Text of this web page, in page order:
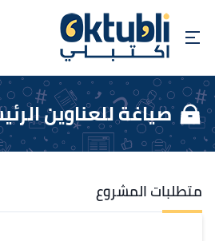
صياغة للعناوين
متطلبات المشروع